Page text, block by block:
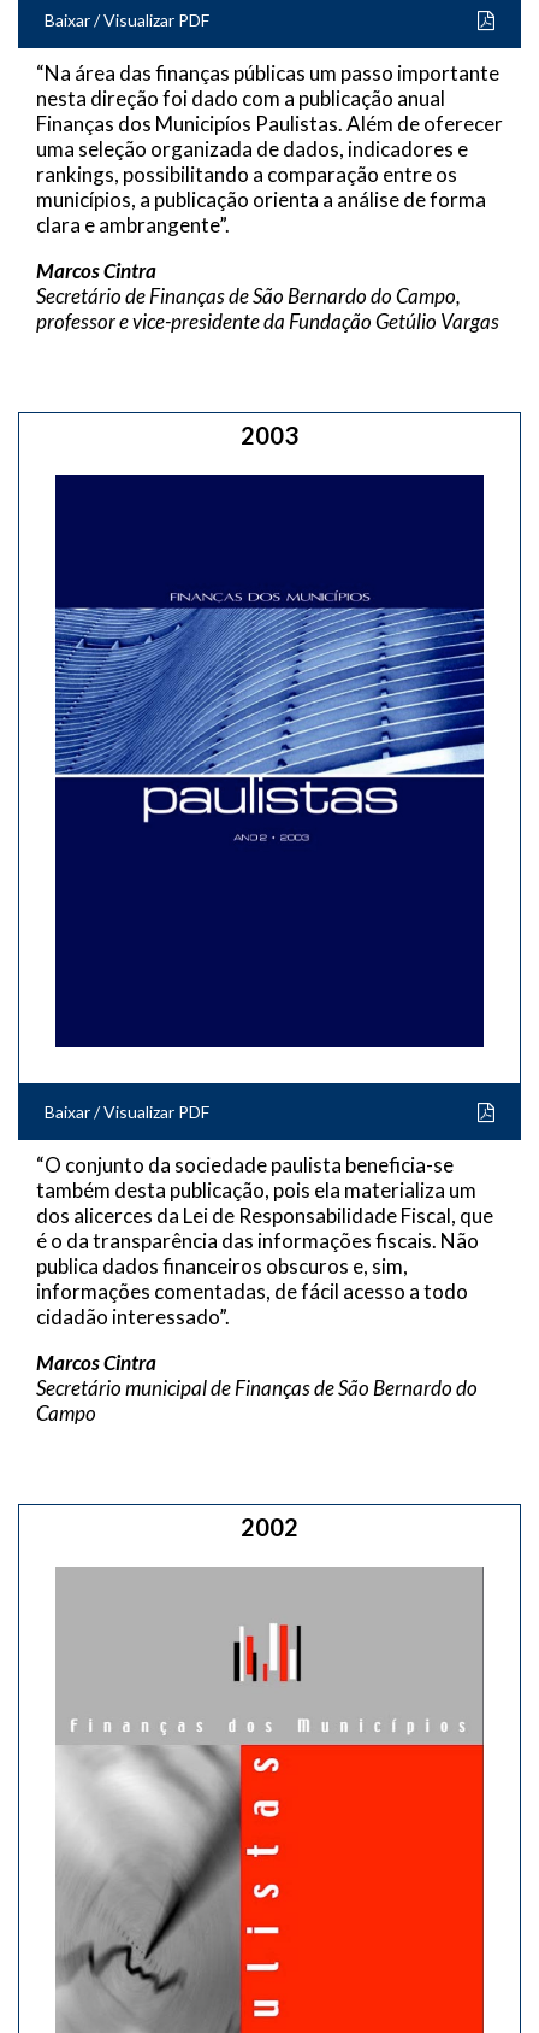
Baixar / Visualizar PDF
“Na área das finanças públicas um passo importante
nesta direção foi dado com a publicação anual
Finanças dos Municipíos Paulistas. Além de oferecer
uma seleção organizada de dados, indicadores e
rankings, possibilitando a comparação entre os
municípios, a publicação orienta a análise de forma
clara e ambrangente”.
Marcos Cintra
Secretário de Finanças de São Bernardo do Campo,
professor e vice-presidente da Fundação Getúlio Vargas
2003
Baixar / Visualizar PDF
“O conjunto da sociedade paulista beneficia-se
também desta publicação, pois ela materializa um
dos alicerces da Lei de Responsabilidade Fiscal, que
é o da transparência das informações fiscais. Não
publica dados financeiros obscuros e, sim,
informações comentadas, de fácil acesso a todo
cidadão interessado”.
Marcos Cintra
Secretário municipal de Finanças de São Bernardo do
Campo
2002